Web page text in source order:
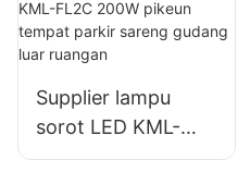
ruangan sareng
lampu signage
Supplier lampu
sorot LED KML-
FL2C 200W pikeun